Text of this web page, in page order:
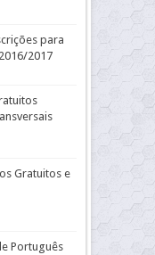
para
2017
Gratuitos e
Português